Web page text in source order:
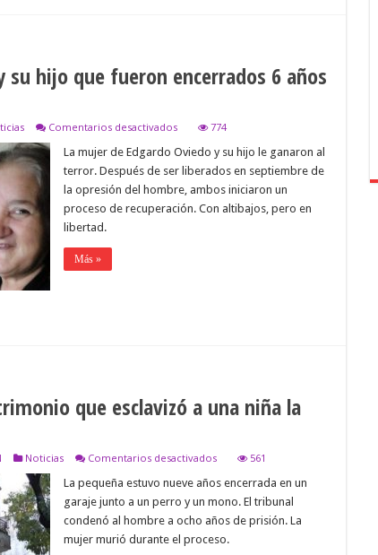
su hijo que fueron encerrados 6 años
Comentarios desactivadosen
nueva
vida
la
mujer
774
La mujer de Edgardo Oviedo y su hijo le ganaron al
terror. Después de ser liberados en septiembre de
la opresión del hombre, ambos iniciaron un
proceso de recuperación. Con altibajos, pero en
libertad.
Más »
que esclavizó a una niña la
Noticias Comentarios desactivadosen
determinó
que
matrimonio
que
561
La pequeña estuvo nueve años encerrada en un
garaje junto a un perro y un mono. El tribunal
condenó al hombre a ocho años de prisión. La
mujer murió durante el proceso.